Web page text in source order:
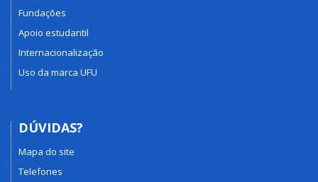
Fundações
Apoio estudantil
Internacionalização
Uso da marca UFU
DÚVIDAS?
Mapa do site
Telefones